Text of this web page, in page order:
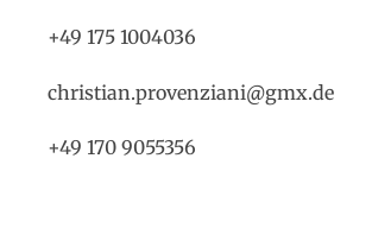
+49 175 1004036
christian.provenziani@gmx.de
+49 170 9055356